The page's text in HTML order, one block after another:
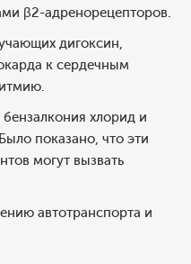
β2-адренорецепторов.
дигоксин,
к сердечным
хлорид и
показано, что эти
могут вызвать
автотранспорта и